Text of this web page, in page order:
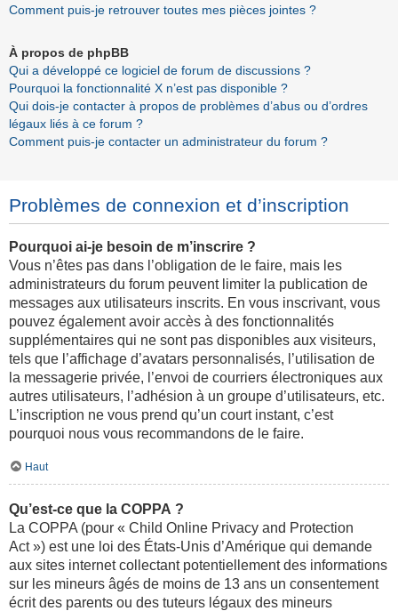
Comment puis-je retrouver toutes mes pièces jointes ?
À propos de phpBB
Qui a développé ce logiciel de forum de discussions ?
Pourquoi la fonctionnalité X n’est pas disponible ?
Qui dois-je contacter à propos de problèmes d’abus ou d’ordres
légaux liés à ce forum ?
Comment puis-je contacter un administrateur du forum ?
Problèmes de connexion et d’inscription
Pourquoi ai-je besoin de m’inscrire ?
Vous n’êtes pas dans l’obligation de le faire, mais les
administrateurs du forum peuvent limiter la publication de
messages aux utilisateurs inscrits. En vous inscrivant, vous
pouvez également avoir accès à des fonctionnalités
supplémentaires qui ne sont pas disponibles aux visiteurs,
tels que l’affichage d’avatars personnalisés, l’utilisation de
la messagerie privée, l’envoi de courriers électroniques aux
autres utilisateurs, l’adhésion à un groupe d’utilisateurs, etc.
L’inscription ne vous prend qu’un court instant, c’est
pourquoi nous vous recommandons de le faire.
Haut
Qu’est-ce que la COPPA ?
La COPPA (pour « Child Online Privacy and Protection
Act ») est une loi des États-Unis d’Amérique qui demande
aux sites internet collectant potentiellement des informations
sur les mineurs âgés de moins de 13 ans un consentement
écrit des parents ou des tuteurs légaux des mineurs